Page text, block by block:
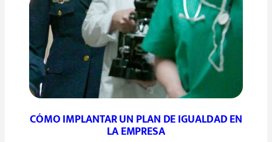
CÓMO IMPLANTAR UN PLAN DE IGUALDAD EN
LA EMPRESA